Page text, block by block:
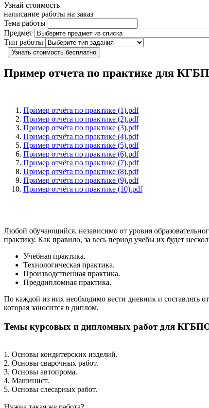
Узнай стоимость
написание работы на заказ
Тема работы
Предмет
Тип работы
Узнать стоимость бесплатно
Пример отчета по практике для
Пример отчёта по практике (1).pdf
Пример отчёта по практике (2).pdf
Пример отчёта по практике (3).pdf
Пример отчёта по практике (4).pdf
Пример отчёта по практике (5).pdf
Пример отчёта по практике (6).pdf
Пример отчёта по практике (7).pdf
Пример отчёта по практике (8).pdf
Пример отчёта по практике (9).pdf
Пример отчёта по практике (10).pdf
Любой обучающийся, независимо от уровня
практику. Как правило, за весь период учебы их будет
Учебная практика.
Технологическая практика.
Производственная практика.
Преддипломная практика.
По каждой из них необходимо вести дневник и составлять
которая заносится в диплом.
Темы курсовых и дипломных работ для
1. Основы кондитерских изделий.
2. Основы сварочных работ.
3. Основы автопрома.
4. Машинист.
5. Основы слесарных работ.